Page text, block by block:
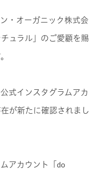
・オーガニック株式会
ュラル」のご愛顧を賜
式インスタグラムアカ
が新たに確認されまし
アカウント「do